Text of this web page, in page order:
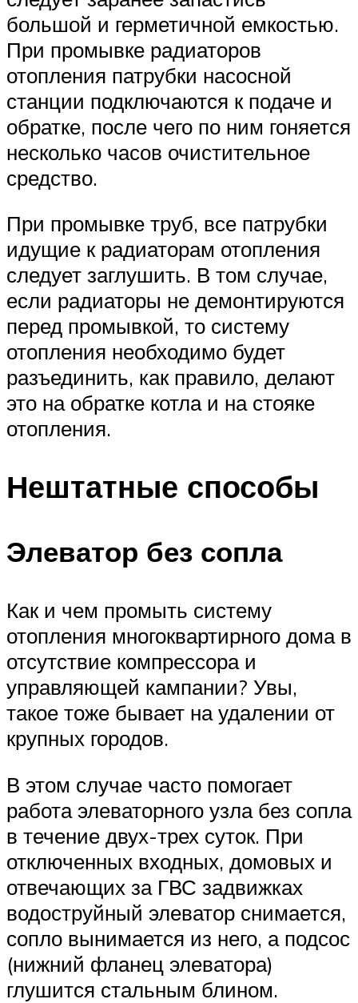
большой и герметичной емкостью.
При промывке радиаторов
отопления патрубки насосной
станции подключаются к подаче и
обратке, после чего по ним гоняется
несколько часов очистительное
средство.
При промывке труб, все патрубки
идущие к радиаторам отопления
следует заглушить. В том случае,
если радиаторы не демонтируются
перед промывкой, то систему
отопления необходимо будет
разъединить, как правило, делают
это на обратке котла и на стояке
отопления.
Нештатные способы
Элеватор без сопла
Как и чем промыть систему
отопления многоквартирного дома в
отсутствие компрессора и
управляющей кампании? Увы,
такое тоже бывает на удалении от
крупных городов.
В этом случае часто помогает
работа элеваторного узла без сопла
в течение двух-трех суток. При
отключенных входных, домовых и
отвечающих за ГВС задвижках
водоструйный элеватор снимается,
сопло вынимается из него, а подсос
(нижний фланец элеватора)
глушится стальным блином.